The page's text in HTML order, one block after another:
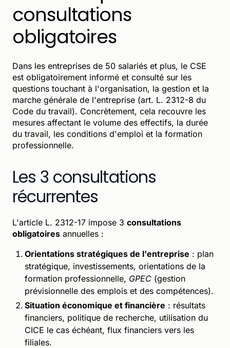
consultations
obligatoires
Dans les entreprises de 50 salariés et plus, le CSE
est obligatoirement informé et consulté sur les
questions touchant à l'organisation, la gestion et la
marche générale de l'entreprise (art. L. 2312-8 du
Code du travail). Concrètement, cela recouvre les
mesures affectant le volume des effectifs, la durée
du travail, les conditions d'emploi et la formation
professionnelle.
Les 3 consultations
récurrentes
L'article L. 2312-17 impose 3 consultations
obligatoires annuelles :
Orientations stratégiques de l'entreprise : plan
stratégique, investissements, orientations de la
formation professionnelle, GPEC (gestion
prévisionnelle des emplois et des compétences).
Situation économique et financière : résultats
financiers, politique de recherche, utilisation du
CICE le cas échéant, flux financiers vers les
filiales.